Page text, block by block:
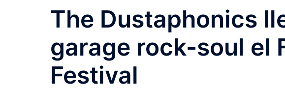
The Dustaphonics
garage rock-soul el
Festival